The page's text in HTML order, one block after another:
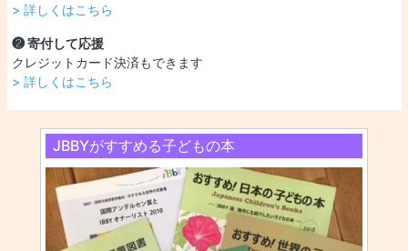
> 詳しくはこちら
❷ 寄付して応援
クレジットカード決済もできます
> 詳しくはこちら
JBBYがすすめる子どもの本